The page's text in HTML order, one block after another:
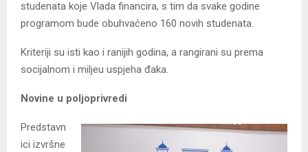
studenata koje Vlada financira, s tim da svake godine
programom bude obuhvaćeno 160 novih studenata.
Kriteriji su isti kao i ranijih godina, a rangirani su prema
socijalnom i miljeu uspjeha đaka.
Novine u poljoprivredi
Predstavn
ici izvršne